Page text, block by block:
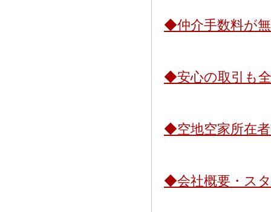
◆仲介手数料が
◆安心の取引も
◆空地空家所在
◆会社概要・ス